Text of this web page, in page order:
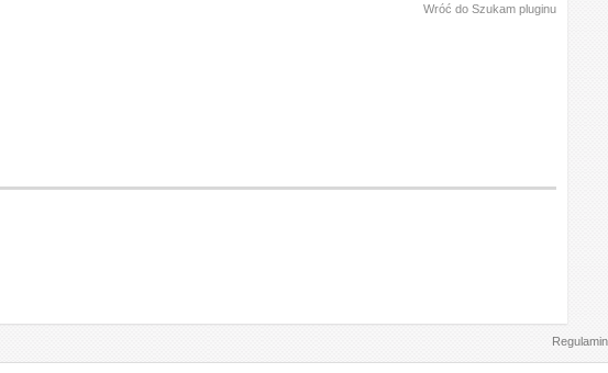
Wróć do Szukam pluginu
Regulamin